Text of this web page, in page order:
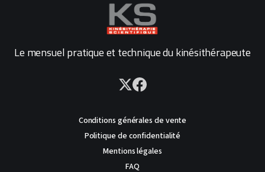
Le mensuel pratique et technique du kinésithérapeute
Conditions générales de vente
Politique de confidentialité
Mentions légales
FAQ